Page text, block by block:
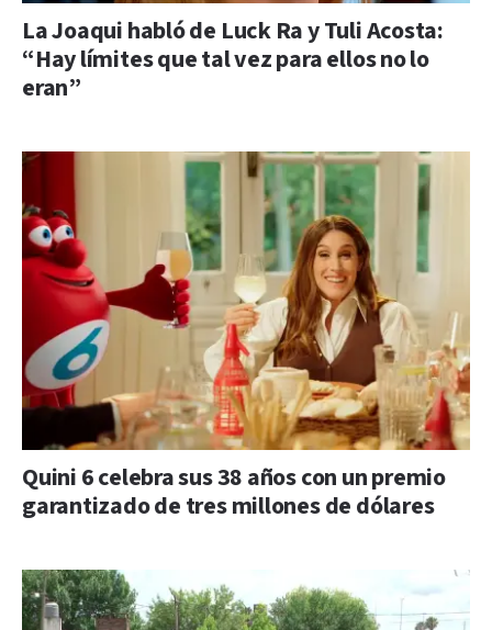
La Joaqui habló de Luck Ra y Tuli Acosta:
“Hay límites que tal vez para ellos no lo
eran”
Quini 6 celebra sus 38 años con un premio
garantizado de tres millones de dólares